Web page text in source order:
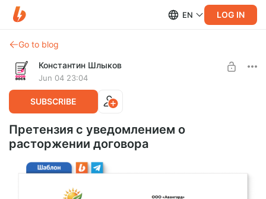
EN LOG IN
Go to blog
Константин Шлыков
Jun 04 23:04
SUBSCRIBE
Претензия с уведомлением о
расторжении договора